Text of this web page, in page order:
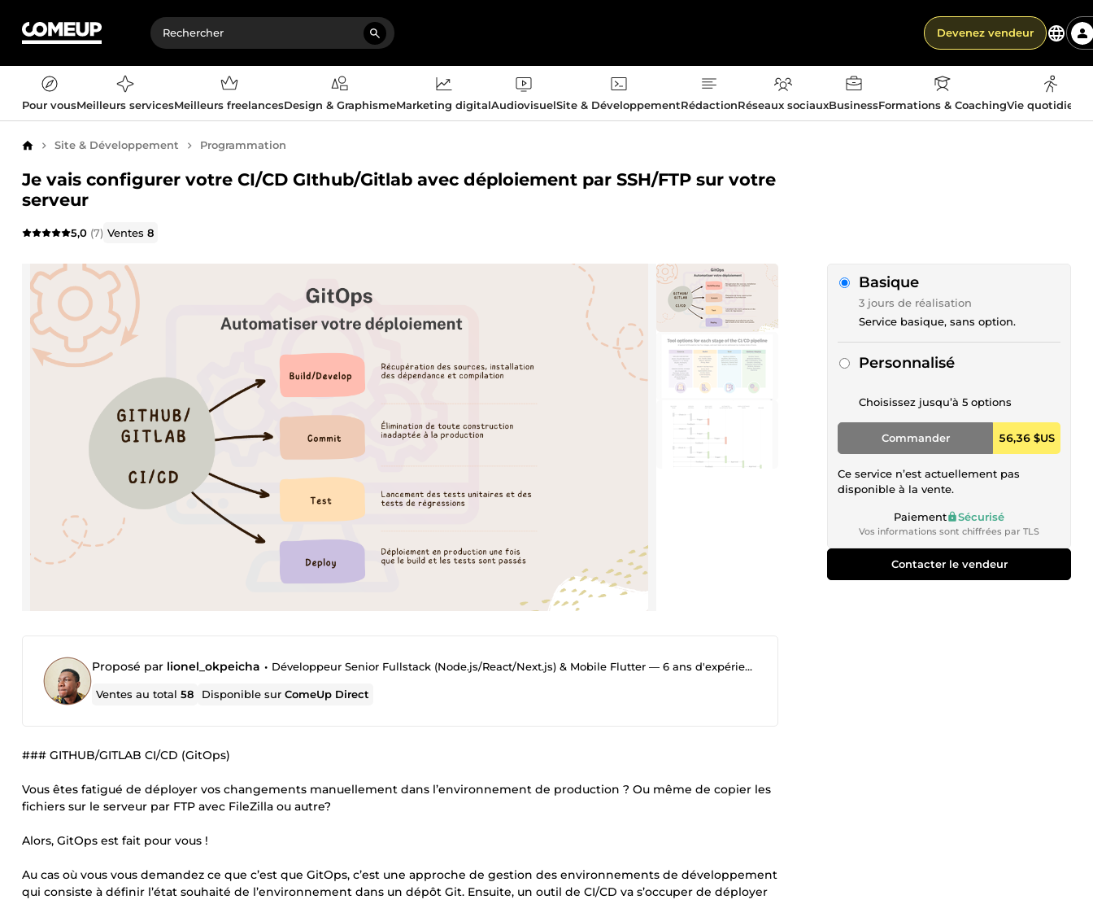
Devenez vendeur
Pour vousMeilleurs servicesMeilleurs freelancesDesign & GraphismeMarketing digitalAudiovisuelSite & DéveloppementRédactionRéseaux sociauxBusinessFormations & CoachingVie
AccueilSite & Développement Programmation
Je vais configurer votre CI/CD GIthub/Gitlab avec déploiement par SSH/FTP sur votre
serveur
5,0 (7) Ventes8
Proposé par lionel_okpeicha • Développeur Senior Fullstack (Node.js/React/Next.js) & Mobile Flutter — 6 ans d'expérience
Ventes au total58 Disponible surComeUp Direct
### GITHUB/GITLAB CI/CD (GitOps)
Vous êtes fatigué de déployer vos changements manuellement dans l’environnement de production ? Ou même de copier les
fichiers sur le serveur par FTP avec FileZilla ou autre?
Alors, GitOps est fait pour vous !
Au cas où vous vous demandez ce que c’est que GitOps, c’est une approche de gestion des environnements de développement
qui consiste à définir l’état souhaité de l’environnement dans un dépôt Git. Ensuite, un outil de CI/CD va s’occuper de déployer
Basique
3 jours de réalisation
Service basique, sans option.
Personnalisé
Choisissez jusqu’à 5 options
Commander 56,36 $US
Ce service n’est actuellement pas
disponible à la vente.
Paiement Sécurisé
Vos informations sont chiffrées par TLS
Contacter le vendeur